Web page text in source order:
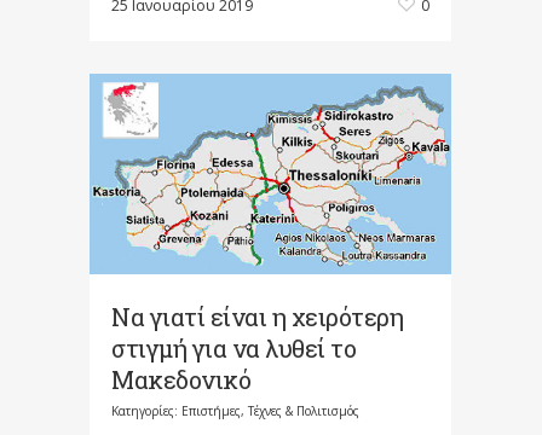
25 Ιανουαρίου 2019 0
Να γιατί είναι η χειρότερη
στιγμή για να λυθεί το
Μακεδονικό
Κατηγορίες: Επιστήμες, Τέχνες & Πολιτισμός